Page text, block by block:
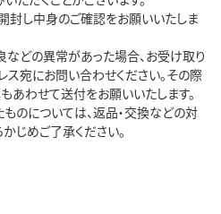
封し中身のご確認をお願いいたしま
などの異常があった場合、お受け取り
ス宛にお問い合わせください。その際
あわせて送付をお願いいたします。
のについては、返品・交換などの対
じめご了承ください。